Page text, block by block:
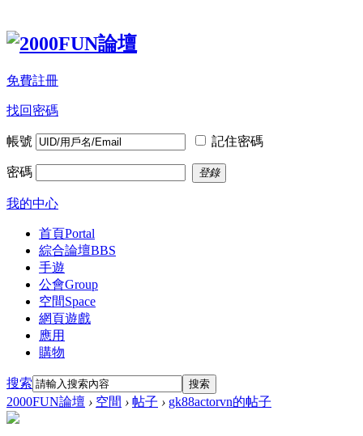
免費註冊
找回密碼
帳號 記住密碼
密碼 登錄
我的中心
首頁Portal
綜合論壇BBS
手遊
公會Group
空間Space
網頁遊戲
應用
購物
搜索 搜索
2000FUN論壇 › 空間 › 帖子 › gk88actorvn的帖子